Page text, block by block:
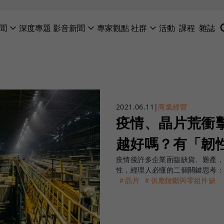
深度專題 影音新聞 專家觀點社群 活動 課程 雜誌
2021.06.11 |商業經營
疫情、晶片荒衝
越好嗎？有「韌
疫情後許多企業面臨缺貨、難產
性，經理人必懂的二個關鍵思考：
＃晶片 ＃供應鏈斷與零組件缺